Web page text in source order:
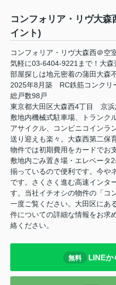
コンフォリア・リヴ大
イント)
コンフォリア・リヴ大森西＠空
気軽に03-6404-9221まで！大
部屋探しは地元密着の蒲田大森
2025年8月築 RC鉄筋コンクリ
総戸数98戸
東京都大田区大森西4丁目 京浜
敷地内機械式駐車場、トランク
アサイクル、コンビニコインラ
送り迎えも楽々。大森西第二保
物件では初期費用をカードでお
敷地内ごみ置き場・エレベータ
揃っているので便利です。今や
です。さくさく進む高速インタ
す。当社イチオシの物件の「コ
一度ご覧ください。大田区にあ
件についての詳細な情報をお求
絡ください。
無料 LINEか